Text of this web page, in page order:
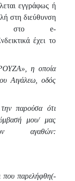
εγγράφως ή
στη διεύθυνση
ή στο e-
έχει το
η οποία
Αιγάλεω, οδός
παρούσα ότι
μου/ μας
αγαθών:
που παρελήφθη(-